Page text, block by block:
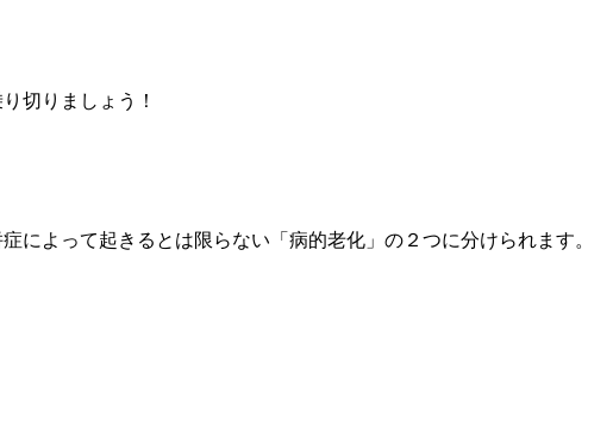
切りましょう！
よって起きるとは限らない「病的老化」の２つに分けられます。